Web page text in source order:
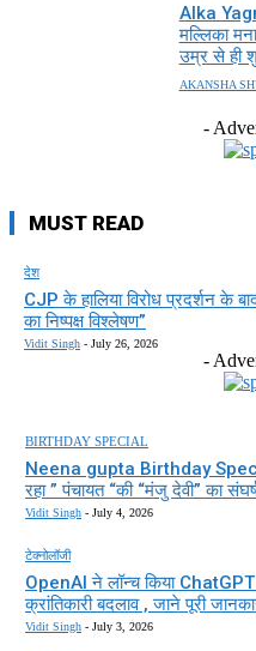
Alka
मल्लिका
उम्र से ही
AKANSHA
-
MUST READ
देश
CJP के हालिया विरोध प्रदर्शन के
का निष्पक्ष विश्लेषण”
Vidit Singh - July 26, 2026
-
BIRTHDAY SPECIAL
Neena gupta Birthday
रहा ” पंचायत “की “मंजु देवी” का
Vidit Singh - July 4, 2026
टेक्नोलॉजी
OpenAI ने लॉन्च किया
क्रांतिकारी बदलाव , जाने पूरी
Vidit Singh - July 3, 2026